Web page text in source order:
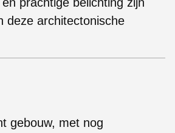
deze architectonische
gebouw, met nog